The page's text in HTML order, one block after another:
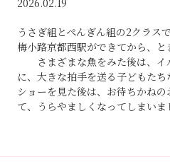
2026.02.19
うさぎ組とぺんぎん組の2クラス
梅小路京都西駅ができてから、
さまざまな魚をみた後は、
に、大きな拍手を送る子どもた
ショーを見た後は、お待ちかね
て、うらやましくなってしまい